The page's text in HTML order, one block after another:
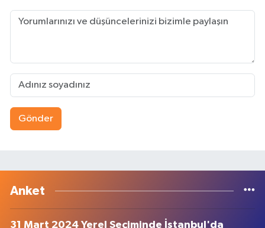
Gönder
Anket
31 Mart 2024 Yerel Seçiminde İstanbul'da